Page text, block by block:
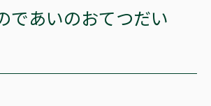
であいのおてつだい